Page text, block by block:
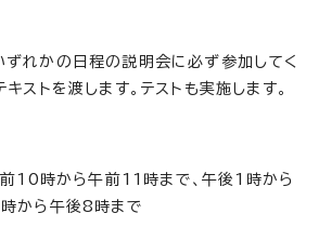
ずれかの日程の説明会に必ず参加してく
ストを渡します。テストも実施します。
10時から午前11時まで、午後1時から
から午後8時まで